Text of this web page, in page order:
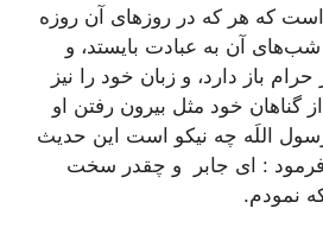
که هر که در روزهای آن روزه
شب‌های آن به عبادت بایستد، و
باز دارد، و زبان خود را نیز
گناهان خود مثل بیرون رفتن او
اللَه چه نیکو است این حدیث
فرمود : اى جابر و چقدر سخت
نمودم.